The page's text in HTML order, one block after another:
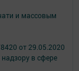
и массовым
от 29.05.2020
в сфере